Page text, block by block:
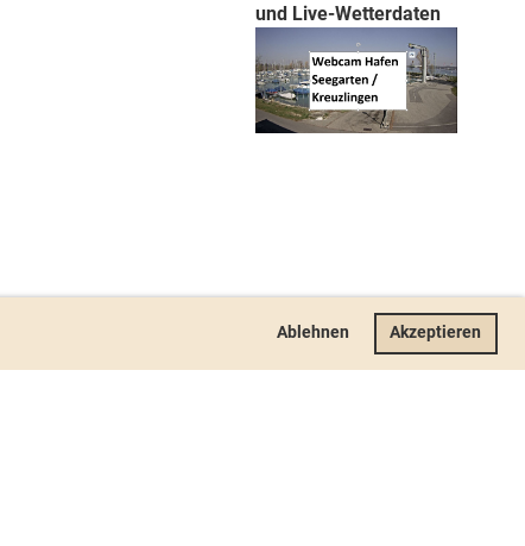
Ablehnen Akzeptieren
und Live-Wetterdaten